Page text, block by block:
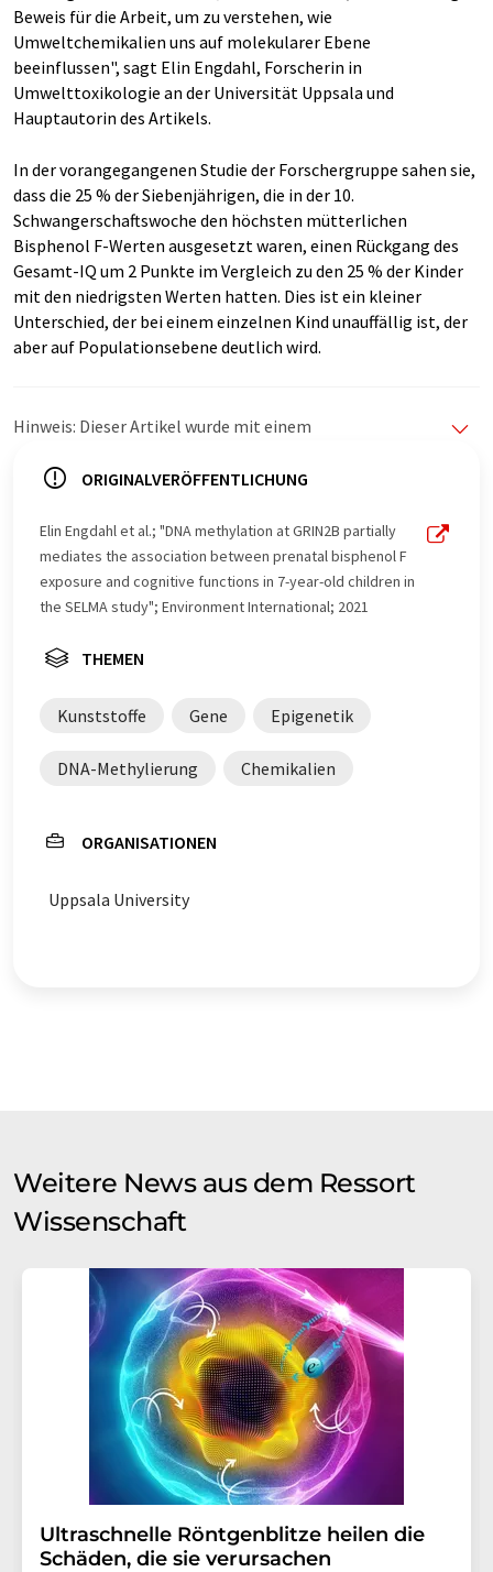
Beweis für die Arbeit, um zu verstehen, wie
Umweltchemikalien uns auf molekularer Ebene
beeinflussen", sagt Elin Engdahl, Forscherin in
Umwelttoxikologie an der Universität Uppsala und
Hauptautorin des Artikels.
In der vorangegangenen Studie der Forschergruppe sahen sie,
dass die 25 % der Siebenjährigen, die in der 10.
Schwangerschaftswoche den höchsten mütterlichen
Bisphenol F-Werten ausgesetzt waren, einen Rückgang des
Gesamt-IQ um 2 Punkte im Vergleich zu den 25 % der Kinder
mit den niedrigsten Werten hatten. Dies ist ein kleiner
Unterschied, der bei einem einzelnen Kind unauffällig ist, der
aber auf Populationsebene deutlich wird.
Hinweis: Dieser Artikel wurde mit einem
LUMITOS bietet diese automatischen Übersetzungen
Nachrichten zu präsentieren. Da dieser Artikel mit
automatischer Übersetzung übersetzt wurde, ist es
möglich, dass er Fehler im Vokabular, in der Syntax oder
in der Grammatik enthält. Den ursprünglichen Artikel in
ORIGINALVERÖFFENTLICHUNG
Elin Engdahl et al.; "DNA methylation at GRIN2B partially
mediates the association between prenatal bisphenol F
exposure and cognitive functions in 7-year-old children in
the SELMA study"; Environment International; 2021
THEMEN
Kunststoffe Gene Epigenetik
DNA-Methylierung Chemikalien
ORGANISATIONEN
Uppsala University
Weitere News aus dem Ressort
Wissenschaft
Ultraschnelle Röntgenblitze heilen die
Schäden, die sie verursachen